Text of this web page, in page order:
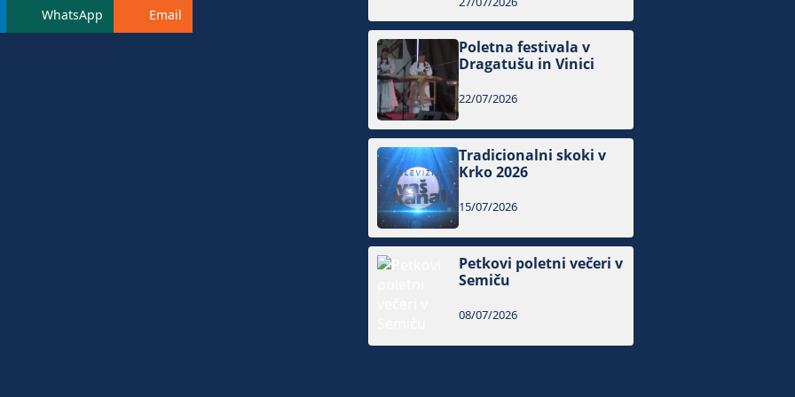
WhatsApp Email
Poletna festivala v
Dragatušu in Vinici
22/07/2026
Tradicionalni skoki v
Krko 2026
15/07/2026
Petkovi poletni večeri v
Semiču
08/07/2026